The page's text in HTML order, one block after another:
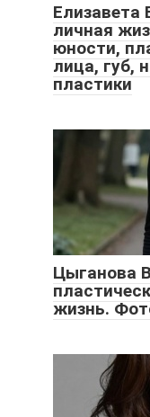
Елизавета
личная
юности,
лица, губ,
пластики
Цыганова
жизнь.